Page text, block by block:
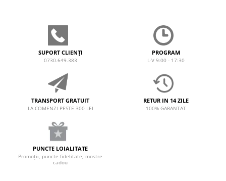
SUPORT CLIENȚI
0730.649.383
PROGRAM
L-V 9:00 - 17:30
TRANSPORT GRATUIT
LA COMENZI PESTE 300 LEI
RETUR IN 14 ZILE
100% GARANTAT
PUNCTE LOIALITATE
Promoții, puncte fidelitate, mostre
cadou